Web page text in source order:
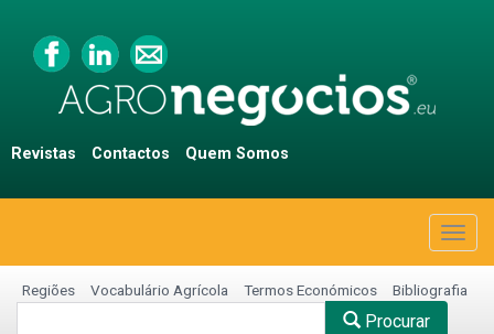
Revistas Contactos Quem Somos
Regiões Vocabulário Agrícola Termos Económicos Bibliografia
Procurar